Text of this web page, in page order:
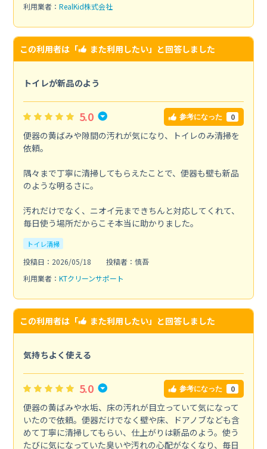
利用業者： RealKid株式会社
この利用者は「 また利用したい」と回答しました
トイレが新品のよう
5.0 参考になった 0
便器の黄ばみや隙間の汚れが気になり、トイレのみ清掃を
依頼。
隅々まで丁寧に清掃してもらえたことで、便器も壁も新品
のような明るさに。
汚れだけでなく、ニオイ元まできちんと対応してくれて、
毎日使う場所だからこそ本当に助かりました。
トイレ清掃
投稿日：2026/05/18
投稿者：慎吾
利用業者： KTクリーンサポート
この利用者は「 また利用したい」と回答しました
気持ちよく使える
5.0 参考になった 0
便器の黄ばみや水垢、床の汚れが目立っていて気になって
いたので依頼。便器だけでなく壁や床、ドアノブなども含
めて丁寧に清掃してもらい、仕上がりは新品のよう。使う
たびに気になっていた臭いや汚れの心配がなくなり、毎日